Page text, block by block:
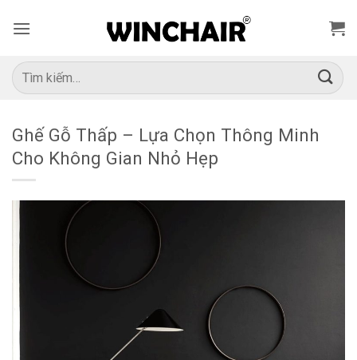
qua
dung
Tìm
kiếm:
Ghế Gỗ Thấp – Lựa Chọn Thông Minh
Cho Không Gian Nhỏ Hẹp